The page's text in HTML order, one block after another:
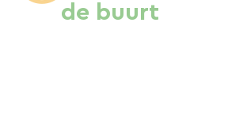
de buurt